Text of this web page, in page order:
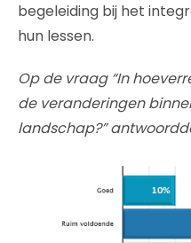
begeleiding bij het
hun lessen.
Op de vraag “In
de veranderingen
landschap?”